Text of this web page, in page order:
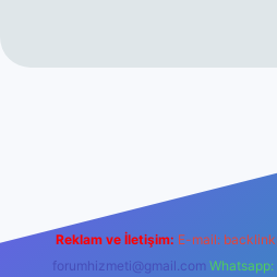
Reklam ve İletişim: E-mail:
forumhizmeti@gmail.com